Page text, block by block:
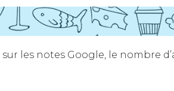
les notes Google, le nombre